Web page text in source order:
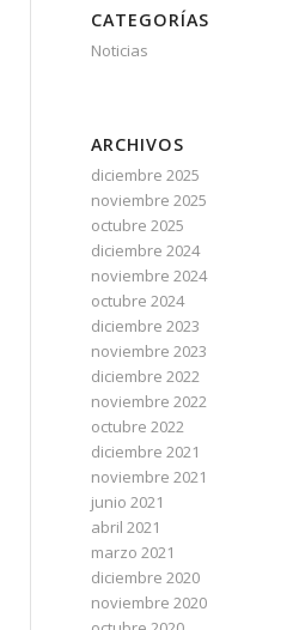
CATEGORÍAS
Noticias
ARCHIVOS
diciembre 2025
noviembre 2025
octubre 2025
diciembre 2024
noviembre 2024
octubre 2024
diciembre 2023
noviembre 2023
diciembre 2022
noviembre 2022
octubre 2022
diciembre 2021
noviembre 2021
junio 2021
abril 2021
marzo 2021
diciembre 2020
noviembre 2020